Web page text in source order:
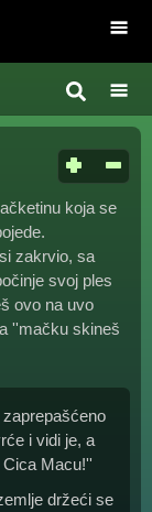
koja se
zakrvio, sa
svoj ples
ovo na uvo
''mačku skineš
i vidi je, a
Macu!''
držeći se